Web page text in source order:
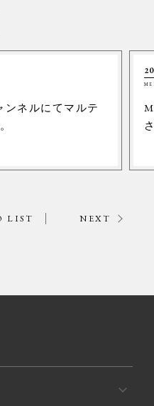
ンネルにてマルテ
LIST NEXT